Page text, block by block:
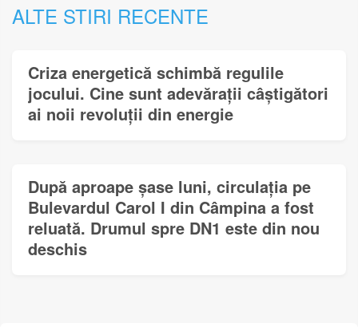
ALTE STIRI RECENTE
Criza energetică schimbă regulile
jocului. Cine sunt adevărații câștigători
ai noii revoluții din energie
După aproape șase luni, circulația pe
Bulevardul Carol I din Câmpina a fost
reluată. Drumul spre DN1 este din nou
deschis